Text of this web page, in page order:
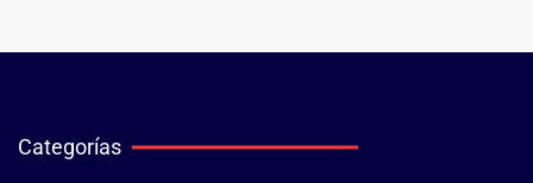
Categorías